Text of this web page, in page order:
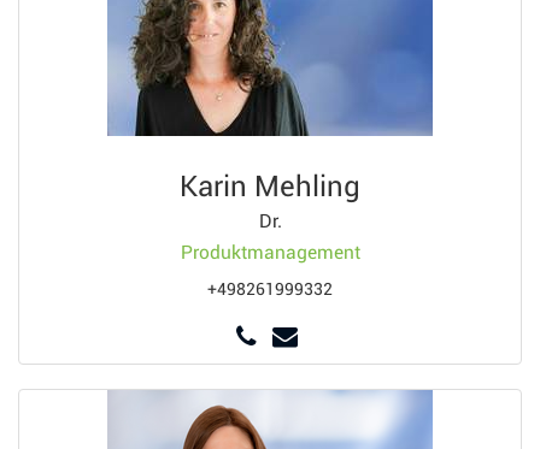
Karin Mehling
Dr.
Produktmanagement
+498261999332